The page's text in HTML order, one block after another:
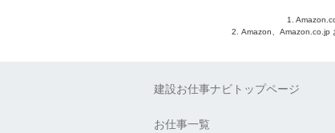
1.
2. Amazon、Amazon.co.jp
建設お仕事ナビトップページ
お仕事一覧